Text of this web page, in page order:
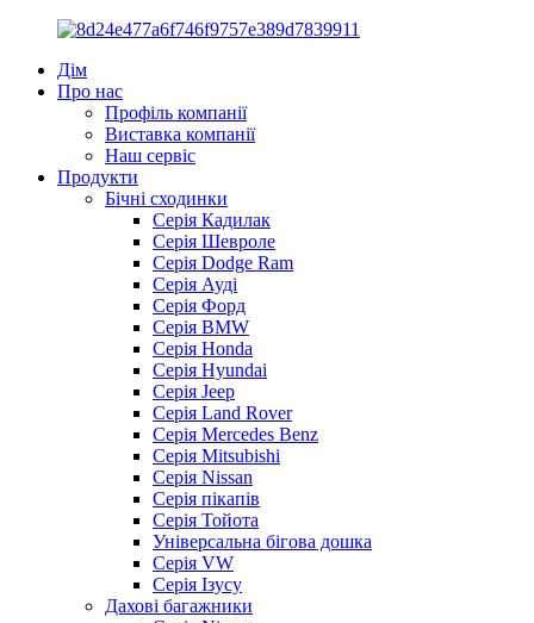
Дім
Про нас
Профіль компанії
Виставка компанії
Наш сервіс
Продукти
Бічні сходинки
Серія Кадилак
Серія Шевроле
Серія Dodge Ram
Серія Ауді
Серія Форд
Серія BMW
Серія Honda
Серія Hyundai
Серія Jeep
Серія Land Rover
Серія Mercedes Benz
Серія Mitsubishi
Серія Nissan
Серія пікапів
Серія Тойота
Універсальна бігова дошка
Серія VW
Серія Ізусу
Дахові багажники